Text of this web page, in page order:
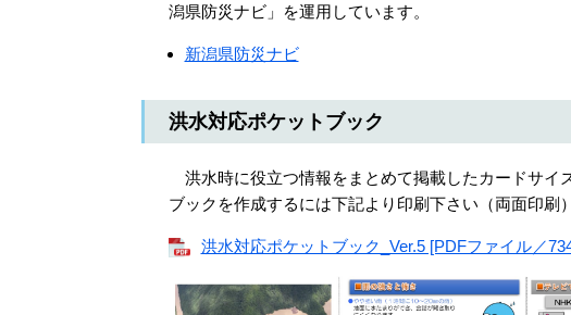
潟県防災ナビ」を運用しています。
新潟県防災ナビ
洪水対応ポケットブック
洪水時に役立つ情報をまとめて掲載したカードサイ
ブックを作成するには下記より印刷下さい（両面印刷）
洪水対応ポケットブック_Ver.5 [PDFファイル／